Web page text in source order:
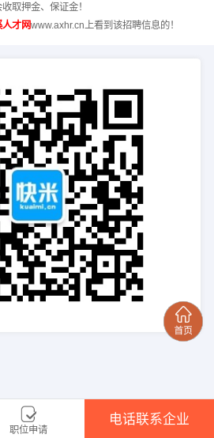
取押金、保证金！
人才网www.axhr.cn上看到该招聘信息的！
职位申请
电话联系企业